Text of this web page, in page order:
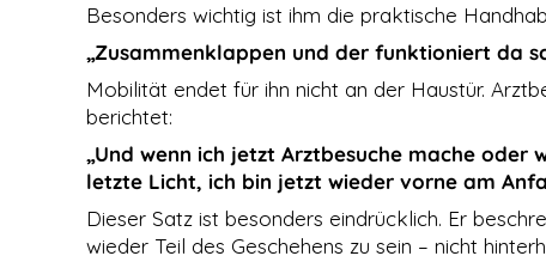
Besonders wichtig ist ihm die praktische
„Zusammenklappen und der funktioniert da
Mobilität endet für ihn nicht an der Haustür.
berichtet:
„Und wenn ich jetzt Arztbesuche mache
letzte Licht, ich bin jetzt wieder vorne am
Dieser Satz ist besonders eindrücklich. Er
wieder Teil des Geschehens zu sein – nicht
STATISTIKEN
Damit wir die
Funktionalität
Struktur der
Website
basierend auf